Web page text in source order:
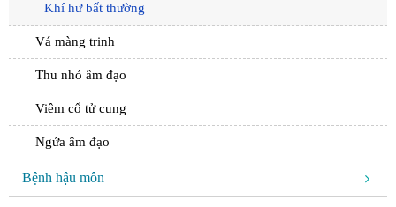
Khí hư bất thường
Vá màng trinh
Thu nhỏ âm đạo
Viêm cổ tử cung
Ngứa âm đạo
Bệnh hậu môn